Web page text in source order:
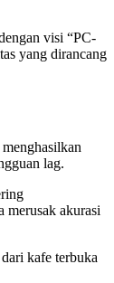
visi “PC-
yang dirancang
lag.
merusak akurasi
kafe terbuka